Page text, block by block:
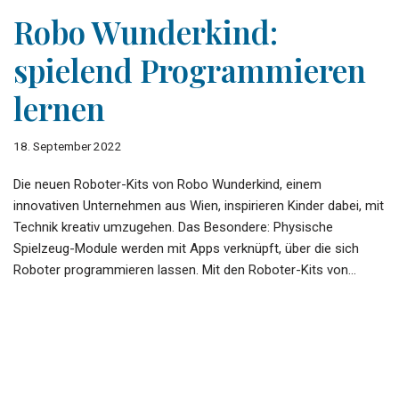
Robo Wunderkind:
spielend Programmieren
lernen
18. September 2022
Die neuen Roboter-Kits von Robo Wunderkind, einem
innovativen Unternehmen aus Wien, inspirieren Kinder dabei, mit
Technik kreativ umzugehen. Das Besondere: Physische
Spielzeug-Module werden mit Apps verknüpft, über die sich
Roboter programmieren lassen. Mit den Roboter-Kits von…